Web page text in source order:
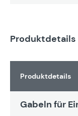
Produktdetails
Produktdetails
Gabeln für